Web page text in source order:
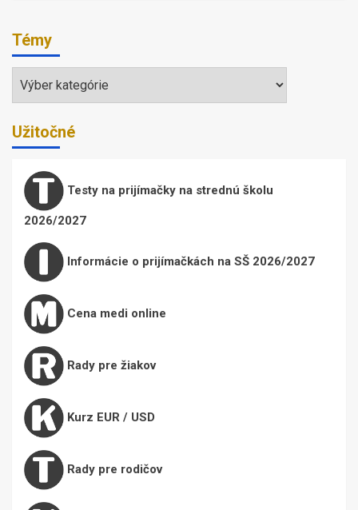
Témy
Témy
Užitočné
Testy na prijímačky na strednú školu
2026/2027
Informácie o prijímačkách na SŠ 2026/2027
Cena medi online
Rady pre žiakov
Kurz EUR / USD
Rady pre rodičov